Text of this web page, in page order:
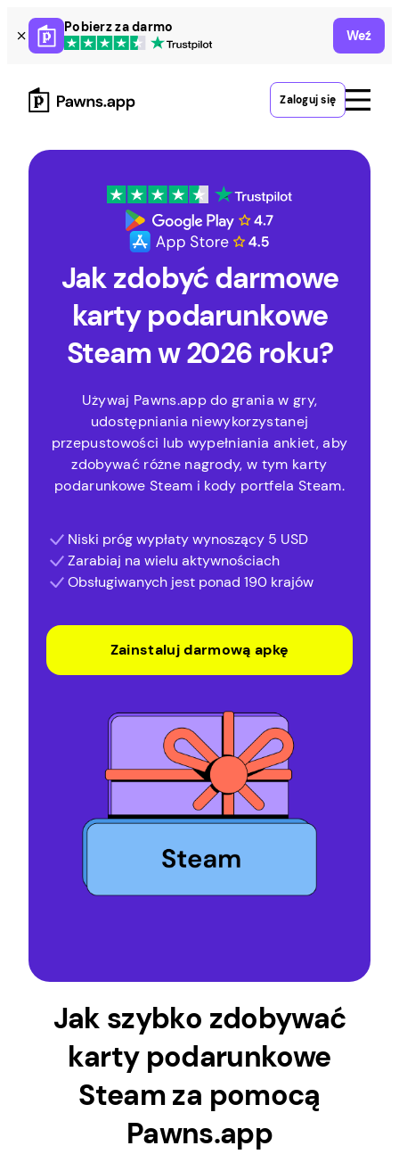
Skip
to
content
Pobierz za darmo
Weź
Zaloguj się
Jak zdobyć darmowe
karty podarunkowe
Steam w 2026 roku?
Używaj Pawns.app do grania w gry,
udostępniania niewykorzystanej
przepustowości lub wypełniania ankiet, aby
zdobywać różne nagrody, w tym karty
podarunkowe Steam i kody portfela Steam.
Niski próg wypłaty wynoszący 5 USD
Zarabiaj na wielu aktywnościach
Obsługiwanych jest ponad 190 krajów
Zainstaluj darmową apkę
Jak szybko zdobywać
karty podarunkowe
Steam za pomocą
Pawns.app